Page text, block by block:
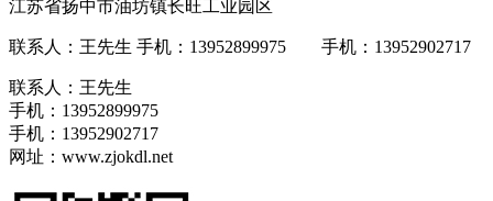
江苏省扬中市油坊镇长旺工业园区
联系人：王先生 手机：13952899975 手机：
联系人：王先生
手机：13952899975
手机：13952902717
网址：www.zjokdl.net